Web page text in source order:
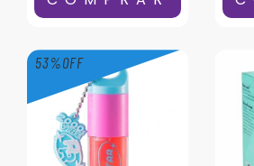
53%OFF